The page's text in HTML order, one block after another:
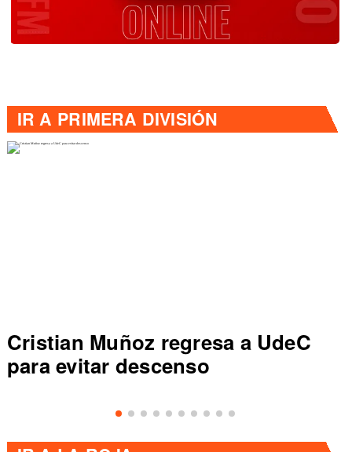
IR A PRIMERA DIVISIÓN
Cristian Muñoz regresa a UdeC
para evitar descenso